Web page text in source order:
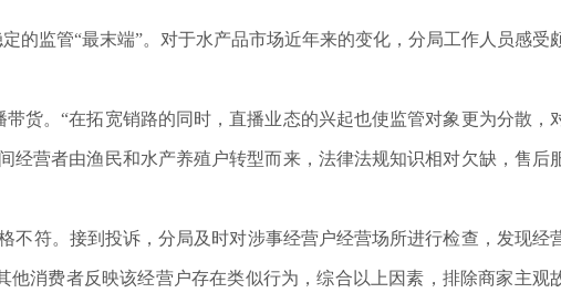
监管“最末端”。对于水产品市场近年来的变化，分局工作人员感受
。“在拓宽销路的同时，直播业态的兴起也使监管对象更为分散，
营者由渔民和水产养殖户转型而来，法律法规知识相对欠缺，售后
符。接到投诉，分局及时对涉事经营户经营场所进行检查，发现经
消费者反映该经营户存在类似行为，综合以上因素，排除商家主观